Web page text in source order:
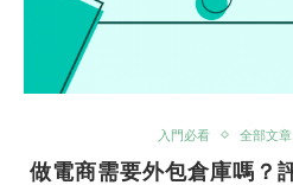
入門必看 全部文章
做電商需要外包倉庫嗎？